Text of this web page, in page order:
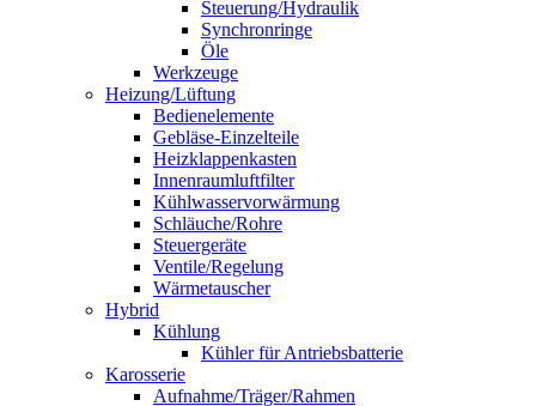
Steuerung/Hydraulik
Synchronringe
Öle
Werkzeuge
Heizung/Lüftung
Bedienelemente
Gebläse-Einzelteile
Heizklappenkasten
Innenraumluftfilter
Kühlwasservorwärmung
Schläuche/Rohre
Steuergeräte
Ventile/Regelung
Wärmetauscher
Hybrid
Kühlung
Kühler für Antriebsbatterie
Karosserie
Aufnahme/Träger/Rahmen